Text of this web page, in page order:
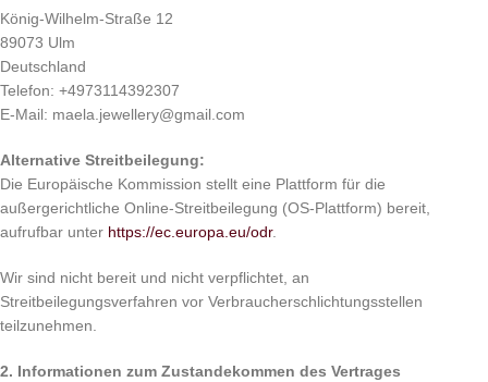
König-Wilhelm-Straße 12
89073 Ulm
Deutschland
Telefon: +4973114392307
E-Mail: maela.jewellery@gmail.com
Alternative Streitbeilegung:
Die Europäische Kommission stellt eine Plattform für die
außergerichtliche Online-Streitbeilegung (OS-Plattform) bereit,
aufrufbar unter https://ec.europa.eu/odr.
Wir sind nicht bereit und nicht verpflichtet, an
Streitbeilegungsverfahren vor Verbraucherschlichtungsstellen
teilzunehmen.
2. Informationen zum Zustandekommen des Vertrages